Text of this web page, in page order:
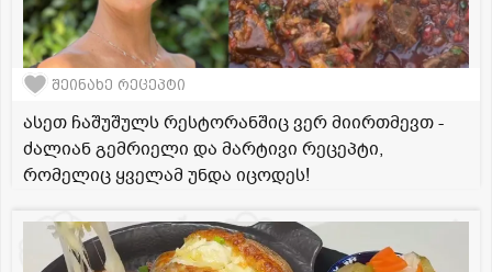
შეინახე რეცეპტი
ასეთ ჩაშუშულს რესტორანშიც ვერ მიირთმევთ -
ძალიან გემრიელი და მარტივი რეცეპტი,
რომელიც ყველამ უნდა იცოდეს!